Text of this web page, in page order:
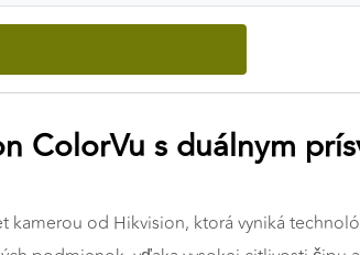
ColorVu s duálnym
od Hikvision, ktorá vyniká